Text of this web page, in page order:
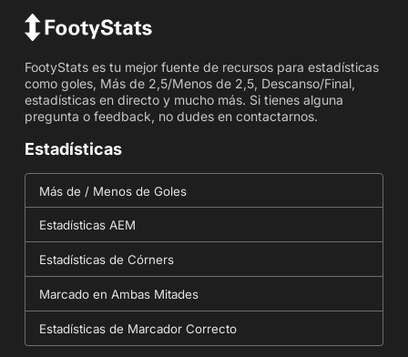
FootyStats es tu mejor fuente de recursos para estadísticas
como goles, Más de 2,5/Menos de 2,5, Descanso/Final,
estadísticas en directo y mucho más. Si tienes alguna
pregunta o feedback, no dudes en contactarnos.
Estadísticas
Más de / Menos de Goles
Estadísticas AEM
Estadísticas de Córners
Marcado en Ambas Mitades
Estadísticas de Marcador Correcto